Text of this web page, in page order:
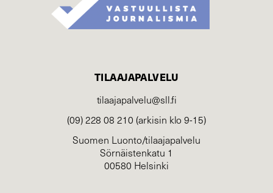
TILAAJAPALVELU
tilaajapalvelu@sll.fi
(09) 228 08 210 (arkisin klo 9-15)
Suomen Luonto/tilaajapalvelu
Sörnäistenkatu 1
00580 Helsinki